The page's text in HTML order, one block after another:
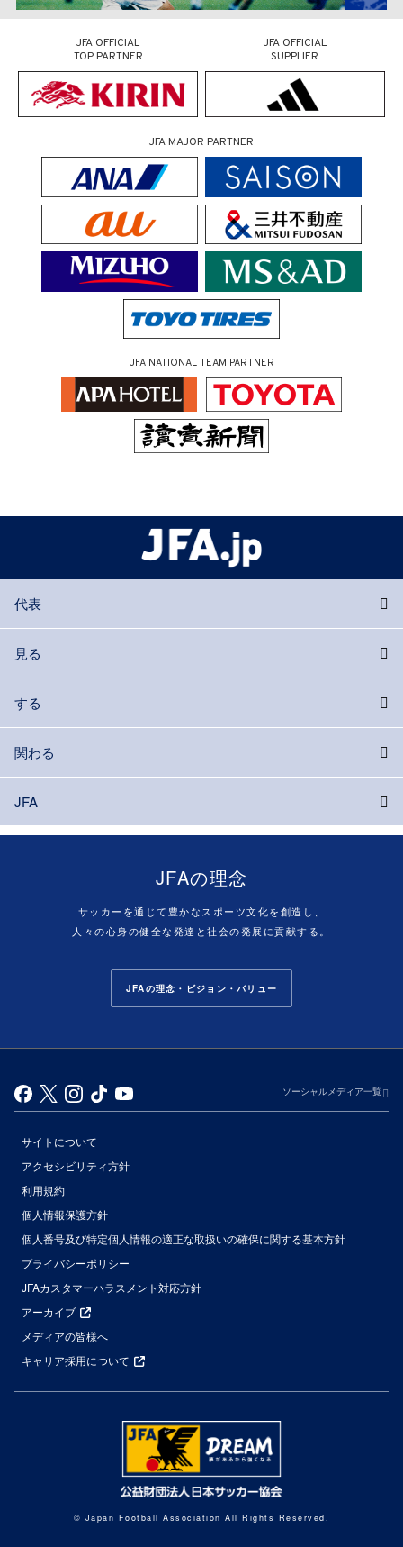
JFA OFFICIAL
TOP PARTNER
JFA OFFICIAL
SUPPLIER
JFA MAJOR PARTNER
JFA NATIONAL TEAM PARTNER
代表
見る
する
関わる
JFA
JFAの理念
サッカーを通じて豊かなスポーツ文化を創造し、
人々の心身の健全な発達と社会の発展に貢献する。
JFAの理念・ビジョン・バリュー
ソーシャルメディア一覧
サイトについて
アクセシビリティ方針
利用規約
個人情報保護方針
個人番号及び特定個人情報の適正な取扱いの確保に関する基本方針
プライバシーポリシー
JFAカスタマーハラスメント対応方針
アーカイブ
メディアの皆様へ
キャリア採用について
© Japan Football Association All Rights Reserved.